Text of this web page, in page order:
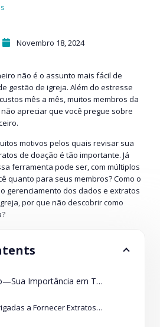
Novembro 18, 2024
não é o assunto mais fácil de
gestão de igreja. Além do estresse
mês a mês, muitos membros da
apreciar que você pregue sobre
motivos pelos quais revisar sua
de doação é tão importante. Já
ferramenta pode ser, com múltiplos
quanto para seus membros? Como o
gerenciamento dos dados e extratos
por que não descobrir como
em Todas as Congregações
Fornecer Extratos de Contribuição?